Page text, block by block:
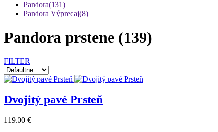
Pandora(131)
Pandora Výpredaj(8)
Pandora prstene (139)
FILTER
Dvojitý pavé Prsteň
119.00 €